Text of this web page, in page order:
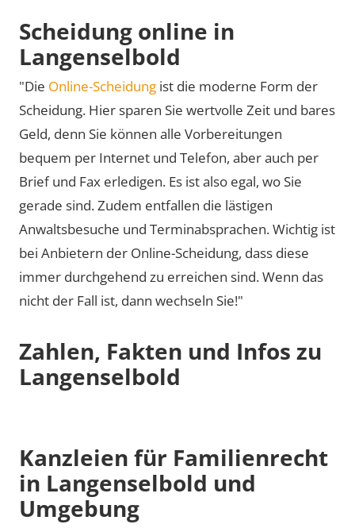
Scheidung online in
Langenselbold
"Die Online-Scheidung ist die moderne Form der
Scheidung. Hier sparen Sie wertvolle Zeit und bares
Geld, denn Sie können alle Vorbereitungen
bequem per Internet und Telefon, aber auch per
Brief und Fax erledigen. Es ist also egal, wo Sie
gerade sind. Zudem entfallen die lästigen
Anwaltsbesuche und Terminabsprachen. Wichtig ist
bei Anbietern der Online-Scheidung, dass diese
immer durchgehend zu erreichen sind. Wenn das
nicht der Fall ist, dann wechseln Sie!"
Zahlen, Fakten und Infos zu
Langenselbold
Kanzleien für Familienrecht
in Langenselbold und
Umgebung